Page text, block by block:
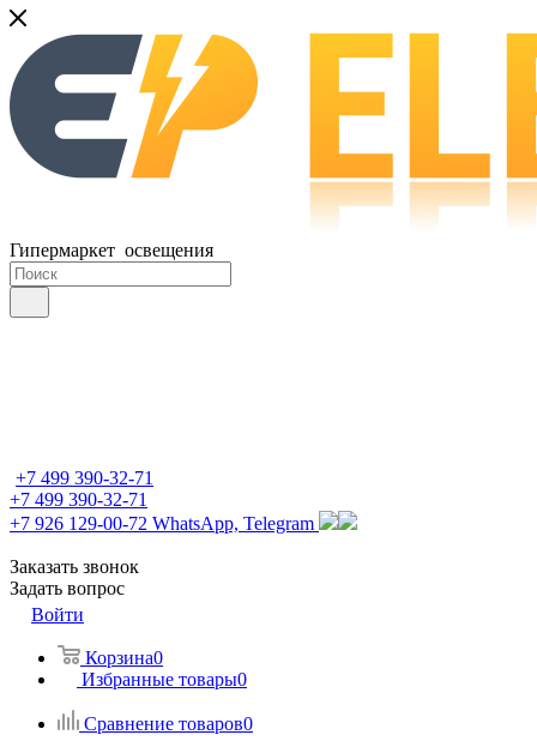
Гипермаркет освещения
+7 499 390-32-71
+7 499 390-32-71
+7 926 129-00-72 WhatsApp, Telegram
Заказать звонок
Задать вопрос
Войти
Корзина0
Избранные товары0
Сравнение товаров0